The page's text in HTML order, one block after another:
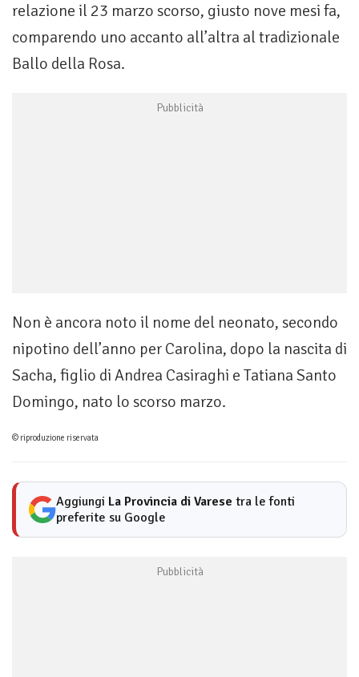
relazione il 23 marzo scorso, giusto nove mesi fa,
comparendo uno accanto all’altra al tradizionale
Ballo della Rosa.
Non è ancora noto il nome del neonato, secondo
nipotino dell’anno per Carolina, dopo la nascita di
Sacha, figlio di Andrea Casiraghi e Tatiana Santo
Domingo, nato lo scorso marzo.
© riproduzione riservata
Aggiungi La Provincia di Varese tra le fonti
preferite su Google